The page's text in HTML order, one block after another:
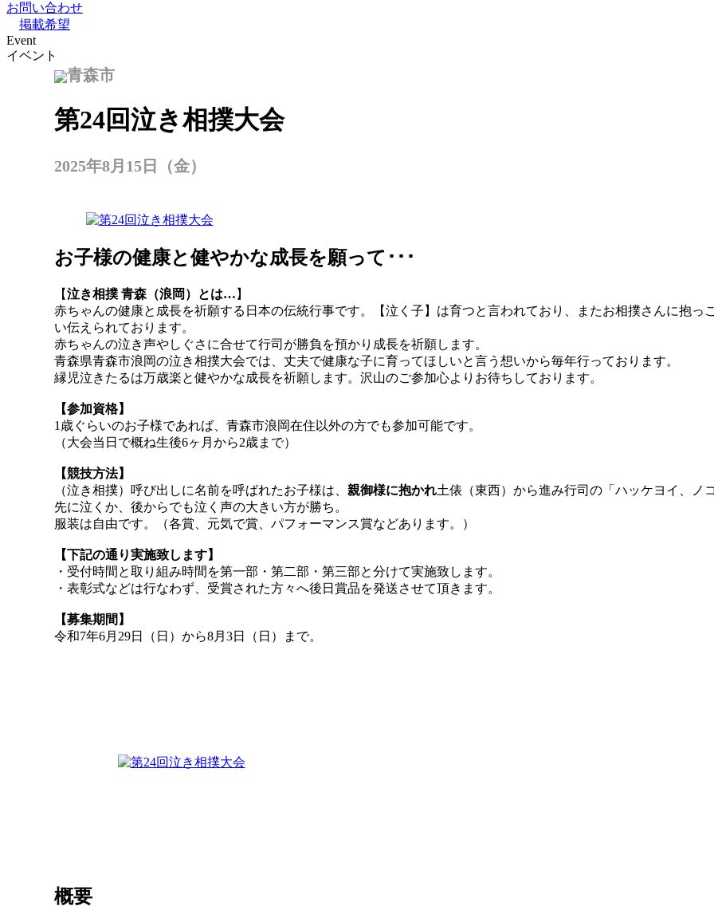
お問い合わせ
掲載希望
Event
イベント
青森市
第24回泣き相撲大会
2025年8月15日（金）
お子様の健康と健やかな成長を願って･･･
【泣き相撲 青森（浪岡）とは… 】
赤ちゃんの健康と成長を祈願する日本の伝統行事です。【泣く子】は育つと言われており、またお相撲さんに抱っ
い伝えられております。
赤ちゃんの泣き声やしぐさに合せて行司が勝負を預かり成長を祈願します。
青森県青森市浪岡の泣き相撲大会では、丈夫で健康な子に育ってほしいと言う想いから毎年行っております。
縁児泣きたるは万歳楽と健やかな成長を祈願します。沢山のご参加心よりお待ちしております。
【参加資格】
1歳ぐらいのお子様であれば、青森市浪岡在住以外の方でも参加可能です。
（大会当日で概ね生後6ヶ月から2歳まで）
【競技方法】
（泣き相撲）呼び出しに名前を呼ばれたお子様は、 親御様に抱かれ土俵（東西）から進み行司の「ハッケヨイ、ノ
先に泣くか、後からでも泣く声の大きい方が勝ち。
服装は自由です。（各賞、元気で賞、パフォーマンス賞などあります。）
【下記の通り実施致します】
・受付時間と取り組み時間を第一部・第二部・第三部と分けて実施致します。
・表彰式などは行なわず、受賞された方々へ後日賞品を発送させて頂きます。
【募集期間】
令和7年6月29日（日）から8月3日（日）まで。
概要